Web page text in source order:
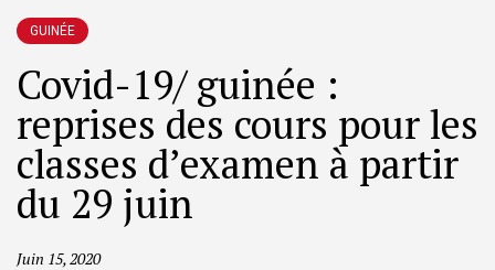
GUINÉE
Covid-19/ guinée :
reprises des cours pour les
classes d’examen à partir
du 29 juin
Juin 15, 2020